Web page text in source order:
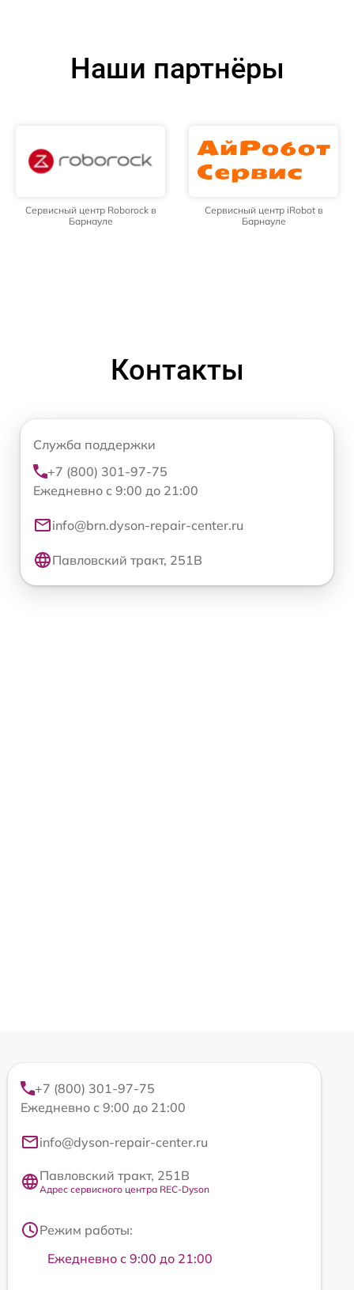
Наши партнёры
Сервисный центр Roborock в
Барнауле
Сервисный центр iRobot в
Барнауле
Контакты
Служба поддержки
+7 (800) 301-97-75
Ежедневно с 9:00 до 21:00
info@brn.dyson-repair-center.ru
Павловский тракт, 251В
+7 (800) 301-97-75
Ежедневно с 9:00 до 21:00
info@dyson-repair-center.ru
Павловский тракт, 251В
Адрес сервисного центра REC-Dyson
Режим работы:
Ежедневно с 9:00 до 21:00